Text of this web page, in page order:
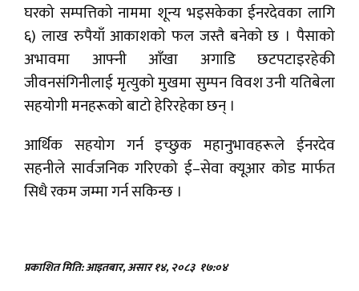
घरको सम्पत्तिको नाममा शून्य भइसकेका ईनरदेवका लागि
६) लाख रुपैयाँ आकाशको फल जस्तै बनेको छ । पैसाको
अभावमा आफ्नी आँखा अगाडि छटपटाइरहेकी
जीवनसंगिनीलाई मृत्युको मुखमा सुम्पन विवश उनी यतिबेला
सहयोगी मनहरूको बाटो हेरिरहेका छन् ।
आर्थिक सहयोग गर्न इच्छुक महानुभावहरूले ईनरदेव
सहनीले सार्वजनिक गरिएको ई–सेवा क्यूआर कोड मार्फत
सिधै रकम जम्मा गर्न सकिन्छ ।
प्रकाशित मिति: आइतबार, असार १४, २०८३ १७:०४